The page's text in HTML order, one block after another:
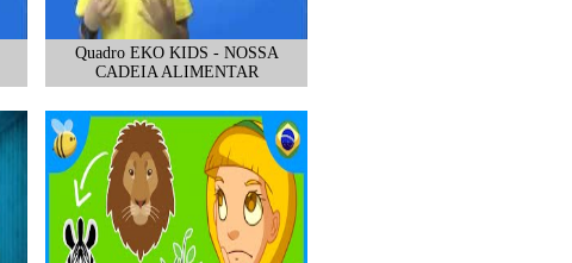
Quadro EKO KIDS - NOSSA
CADEIA ALIMENTAR